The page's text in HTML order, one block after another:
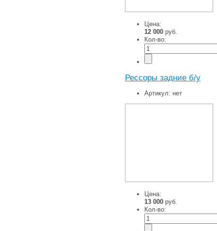
Цена:
12 000 руб.
Кол-во:
Рессоры задние б/у
Артикул: нет
Цена:
13 000 руб.
Кол-во: